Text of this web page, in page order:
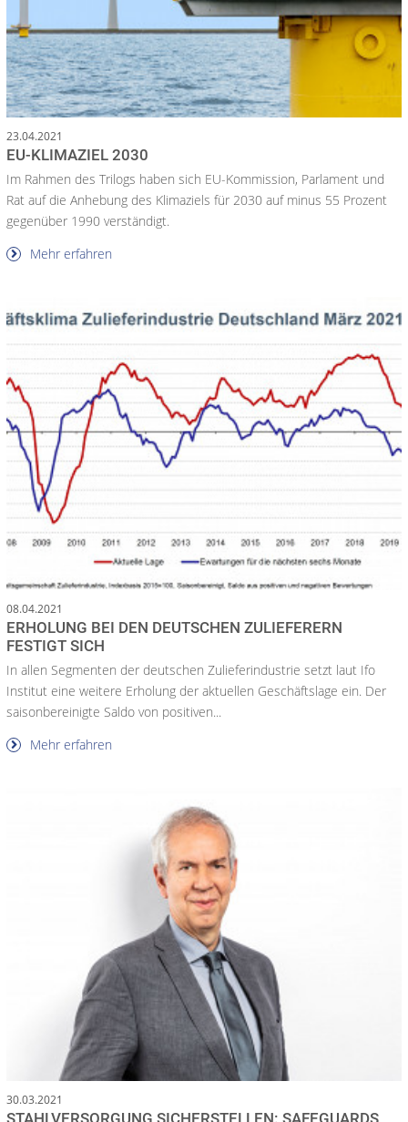
23.04.2021
EU-KLIMAZIEL 2030
Im Rahmen des Trilogs haben sich EU-Kommission, Parlament und
Rat auf die Anhebung des Klimaziels für 2030 auf minus 55 Prozent
gegenüber 1990 verständigt.
Mehr erfahren
08.04.2021
ERHOLUNG BEI DEN DEUTSCHEN ZULIEFERERN
FESTIGT SICH
In allen Segmenten der deutschen Zulieferindustrie setzt laut Ifo
Institut eine weitere Erholung der aktuellen Geschäftslage ein. Der
saisonbereinigte Saldo von positiven...
Mehr erfahren
30.03.2021